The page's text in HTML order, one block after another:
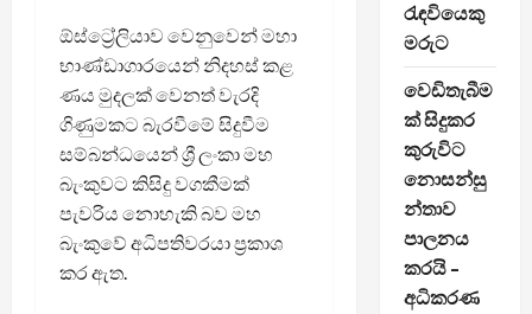
ඕස්ට්‍රේලියාව වෙනුවෙන් මහා
භාණ්ඩාගාරයෙන් නිදහස් කළ
ණය මුදලක් වෙනත් වැරදි
ගිණුමකට බැරවීමේ සිදුවීම
සම්බන්ධයෙන් ශ්‍රී ලංකා මහ
බැංකුවට කිසිදු වගකීමක්
පැවරිය නොහැකි බව මහ
බැංකුවේ අධිපතිවරයා ප්‍රකාශ
කර ඇත.
රැඳවියෙකු
මරුට
වෙඩිතැබීම
ක් සිදුකර
කුරුවිට
නොසන්සු
න්තාව
පාලනය
කරයි –
අධිකරණ